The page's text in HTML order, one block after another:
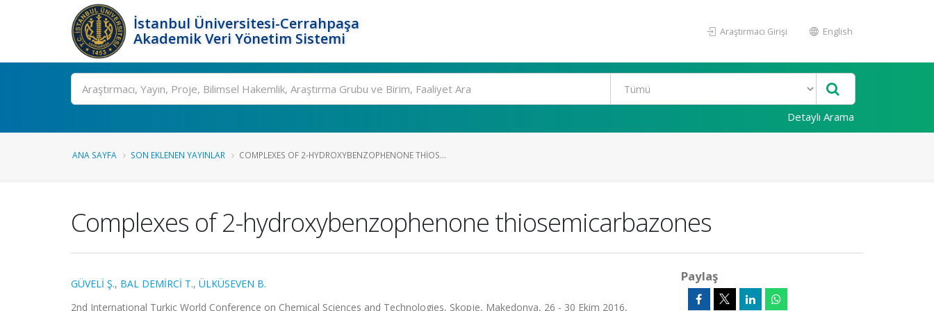
İstanbul Üniversitesi-Cerrahpaşa
Akademik Veri Yönetim Sistemi
Araştırmacı Girişi English
Ara
Detaylı Arama
ANA SAYFA SON EKLENEN YAYINLAR COMPLEXES OF 2-HYDROXYBENZOPHENONE THIOS...
Complexes of 2-hydroxybenzophenone thiosemicarbazones
GÜVELİ Ş., BAL DEMİRCİ T., ÜLKÜSEVEN B.
2nd International Turkic World Conference on Chemical Sciences and Technologies, Skopje, Makedonya, 26 - 30 Ekim 2016,
Paylaş